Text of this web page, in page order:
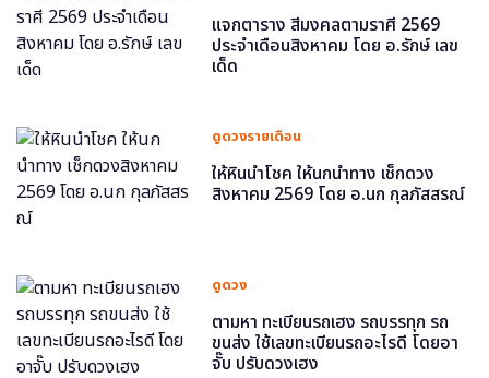
แจกตาราง สีมงคลตามราศี 2569
ประจำเดือนสิงหาคม โดย อ.รักษ์ เลข
เด็ด
ดูดวงรายเดือน
ให้หินนำโชค ให้นกนำทาง เช็กดวง
สิงหาคม 2569 โดย อ.นก กุลภัสสรณ์
ดูดวง
ตามหา ทะเบียนรถเฮง รถบรรทุก รถ
ขนส่ง ใช้เลขทะเบียนรถอะไรดี โดยอา
จั๊บ ปรับดวงเฮง